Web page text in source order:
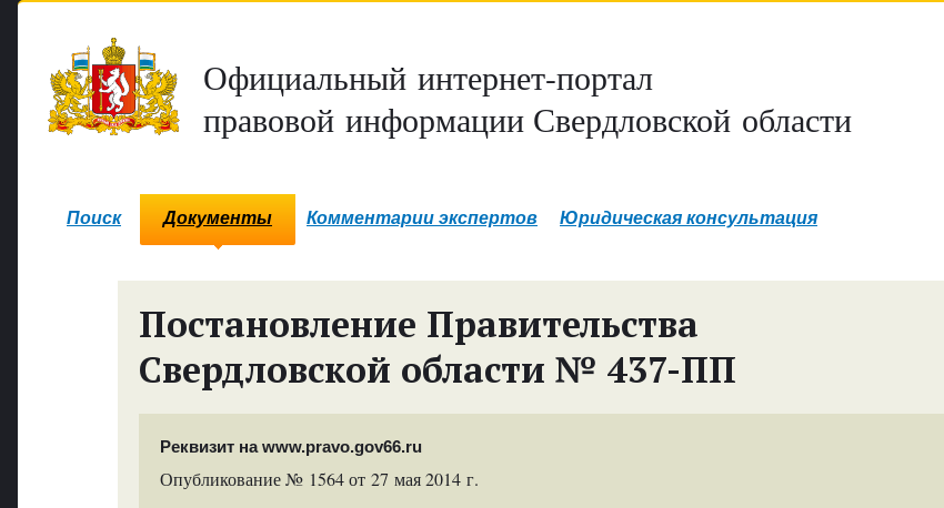
Официальный интернет-портал
правовой информации Свердловской области
Поиск Документы Комментарии экспертов Юридическая консультация
Постановление Правительства
Свердловской области № 437-ПП
Реквизит на www.pravo.gov66.ru
Опубликование № 1564 от 27 мая 2014 г.